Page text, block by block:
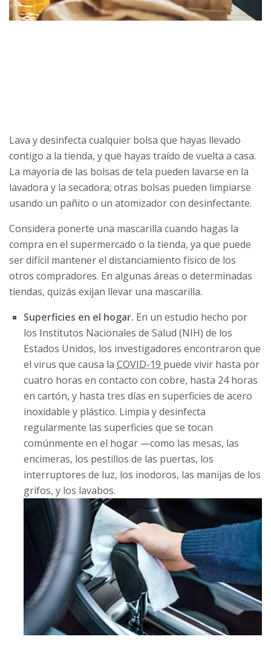
Lava y desinfecta cualquier bolsa que hayas llevado
contigo a la tienda, y que hayas traído de vuelta a casa.
La mayoría de las bolsas de tela pueden lavarse en la
lavadora y la secadora; otras bolsas pueden limpiarse
usando un pañito o un atomizador con desinfectante.
Considera ponerte una mascarilla cuando hagas la
compra en el supermercado o la tienda, ya que puede
ser difícil mantener el distanciamiento físico de los
otros compradores. En algunas áreas o determinadas
tiendas, quizás exijan llevar una mascarilla.
Superficies en el hogar. En un estudio hecho por
los Institutos Nacionales de Salud (NIH) de los
Estados Unidos, los investigadores encontraron que
el virus que causa la COVID-19 puede vivir hasta por
cuatro horas en contacto con cobre, hasta 24 horas
en cartón, y hasta tres días en superficies de acero
inoxidable y plástico. Limpia y desinfecta
regularmente las superficies que se tocan
comúnmente en el hogar —como las mesas, las
encimeras, los pestillos de las puertas, los
interruptores de luz, los inodoros, las manijas de los
grifos, y los lavabos.